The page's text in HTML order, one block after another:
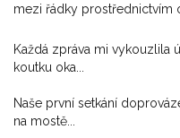
mezi řádky prostřednictvím
Každá zpráva mi vykouzlila
koutku oka...
Naše první setkání
na mostě...